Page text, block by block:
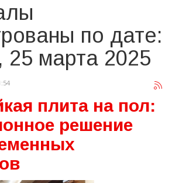
по дате:
25 марта 2025
плита на пол:
решение